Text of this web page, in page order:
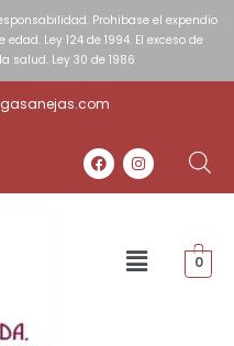
Prohibase el expendio
Ley 124 de 1994. El exceso de
salud. Ley 30 de 1986
0